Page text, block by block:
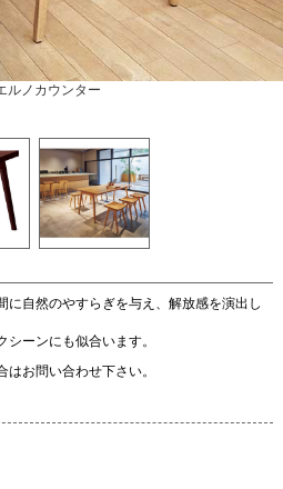
ルノカウンター
に自然のやすらぎを与え、解放感を演出し
ーンにも似合います。
お問い合わせ下さい。